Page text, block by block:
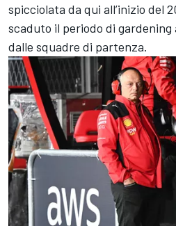
spicciolata da qui all’inizio del
scaduto il periodo di
dalle squadre di partenza.